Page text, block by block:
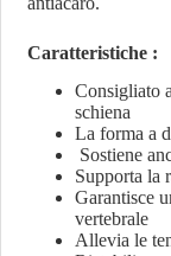
Caratteristiche :
Consigliato
schiena
La forma a
Sostiene
Supporta la
Garantisce
vertebrale
Allevia le